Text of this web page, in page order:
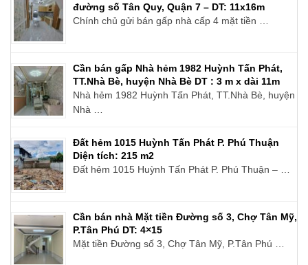
đường số Tân Quy, Quận 7 – DT: 11x16m
Chính chủ gửi bán gấp nhà cấp 4 mặt tiền …
Cần bán gấp Nhà hẻm 1982 Huỳnh Tấn Phát,
TT.Nhà Bè, huyện Nhà Bè DT : 3 m x dài 11m
Nhà hẻm 1982 Huỳnh Tấn Phát, TT.Nhà Bè, huyện
Nhà …
Đất hẻm 1015 Huỳnh Tấn Phát P. Phú Thuận
Diện tích: 215 m2
Đất hẻm 1015 Huỳnh Tấn Phát P. Phú Thuận – …
Cần bán nhà Mặt tiền Đường số 3, Chợ Tân Mỹ,
P.Tân Phú DT: 4×15
Mặt tiền Đường số 3, Chợ Tân Mỹ, P.Tân Phú …